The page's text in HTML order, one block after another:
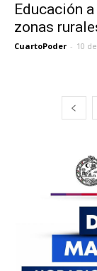
Educación
zonas
CuartoPoder - 10